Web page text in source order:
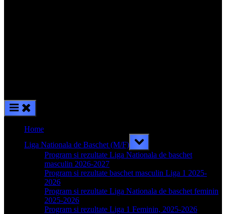
Home
Liga Nationala de Baschet (M/F)
Toggle
sub-
menu
Program si rezultate Liga Nationala de baschet
masculin 2026-2027
Program si rezultate baschet masculin Liga 1 2025-
2026
Program si rezultate Liga Nationala de baschet feminin
2025-2026
Program si rezultate Liga 1 Feminin, 2025-2026